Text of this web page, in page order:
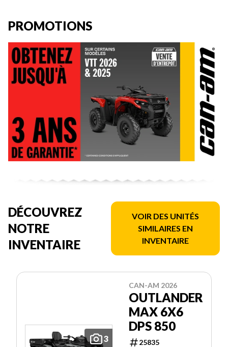
PROMOTIONS
DÉCOUVREZ
NOTRE
INVENTAIRE
VOIR DES UNITÉS
SIMILAIRES EN
INVENTAIRE
3
CAN-AM 2026
OUTLANDER
MAX 6X6
DPS 850
25835